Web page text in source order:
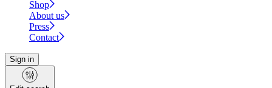
Shop
About us
Press
Contact
Sign in